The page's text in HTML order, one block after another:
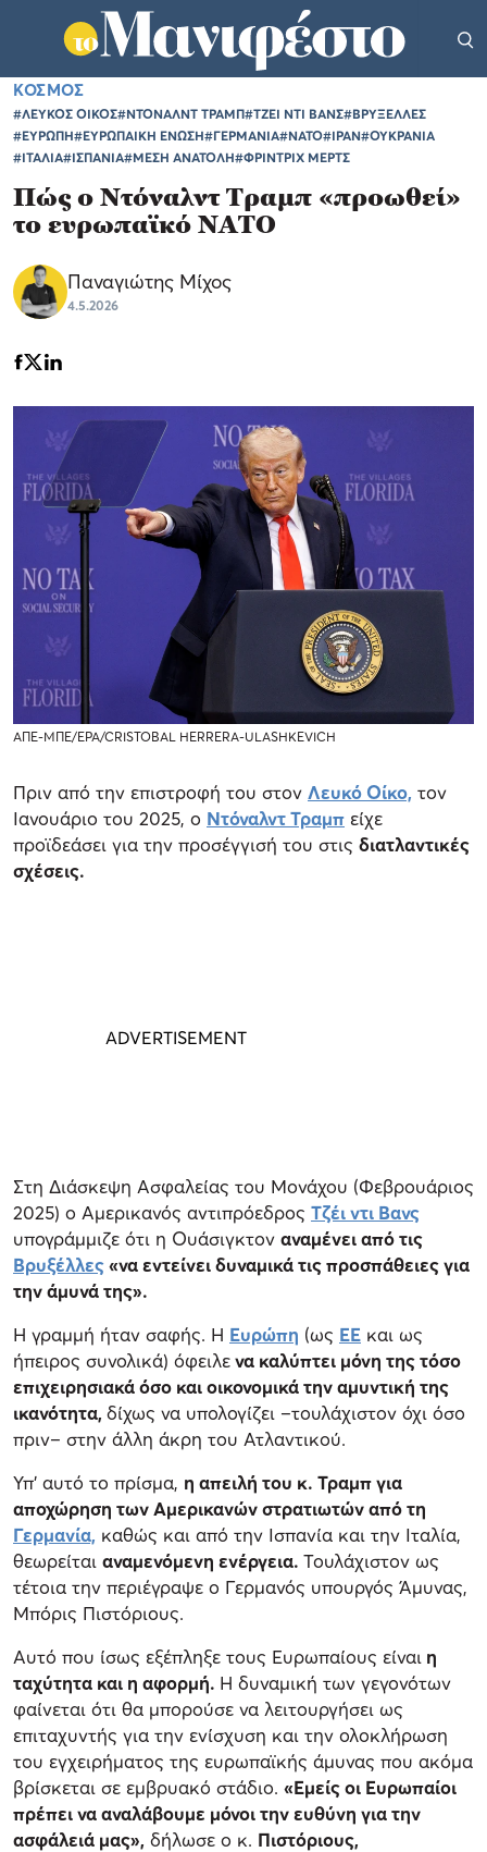
ΚΟΣΜΟΣ
#ΛΕΥΚΟΣ ΟΙΚΟΣ#ΝΤΟΝΑΛΝΤ ΤΡΑΜΠ#ΤΖΕΙ ΝΤΙ ΒΑΝΣ#ΒΡΥΞΕΛΛΕΣ
#ΕΥΡΩΠΗ#ΕΥΡΩΠΑΙΚΗ ΕΝΩΣΗ#ΓΕΡΜΑΝΙΑ#ΝΑΤΟ#ΙΡΑΝ#ΟΥΚΡΑΝΙΑ
#ΙΤΑΛΙΑ#ΙΣΠΑΝΙΑ#ΜΕΣΗ ΑΝΑΤΟΛΗ#ΦΡΙΝΤΡΙΧ ΜΕΡΤΣ
Πώς ο Ντόναλντ Τραμπ «προωθεί»
το ευρωπαϊκό ΝΑΤΟ
Παναγιώτης Μίχος
4.5.2026
ΑΠΕ-ΜΠΕ/EPA/CRISTOBAL HERRERA-ULASHKEVICH
Πριν από την επιστροφή του στον Λευκό Οίκο, τον
Ιανουάριο του 2025, ο Ντόναλντ Τραμπ είχε
προϊδεάσει για την προσέγγισή του στις διατλαντικές
σχέσεις.
Στη Διάσκεψη Ασφαλείας του Μονάχου (Φεβρουάριος
2025) ο Αμερικανός αντιπρόεδρος Τζέι ντι Βανς
υπογράμμιζε ότι η Ουάσιγκτον αναμένει από τις
Βρυξέλλες«να εντείνει δυναμικά τις προσπάθειες για
την άμυνά της».
Η γραμμή ήταν σαφής. Η Ευρώπη (ως ΕΕ και ως
ήπειρος συνολικά) όφειλενα καλύπτει μόνη της τόσο
επιχειρησιακά όσο και οικονομικά την αμυντική της
ικανότητα, δίχως να υπολογίζει –τουλάχιστον όχι όσο
πριν– στην άλλη άκρη του Ατλαντικού.
Υπ’ αυτό το πρίσμα, η απειλή του κ. Τραμπ για
αποχώρηση των Αμερικανών στρατιωτών από τη
Γερμανία, καθώς και από την Ισπανία και την Ιταλία,
θεωρείται αναμενόμενη ενέργεια. Τουλάχιστον ως
τέτοια την περιέγραψε ο Γερμανός υπουργός Άμυνας,
Μπόρις Πιστόριους.
Αυτό που ίσως εξέπληξε τους Ευρωπαίους είναι η
ταχύτητα και η αφορμή. Η δυναμική των γεγονότων
φαίνεται ότι θα μπορούσε να λειτουργήσει ως
επιταχυντής για την ενίσχυση και την ολοκλήρωση
του εγχειρήματος της ευρωπαϊκής άμυνας που ακόμα
βρίσκεται σε εμβρυακό στάδιο. «Εμείς οι Ευρωπαίοι
πρέπει να αναλάβουμε μόνοι την ευθύνη για την
ασφάλειά μας», δήλωσε ο κ. Πιστόριους,